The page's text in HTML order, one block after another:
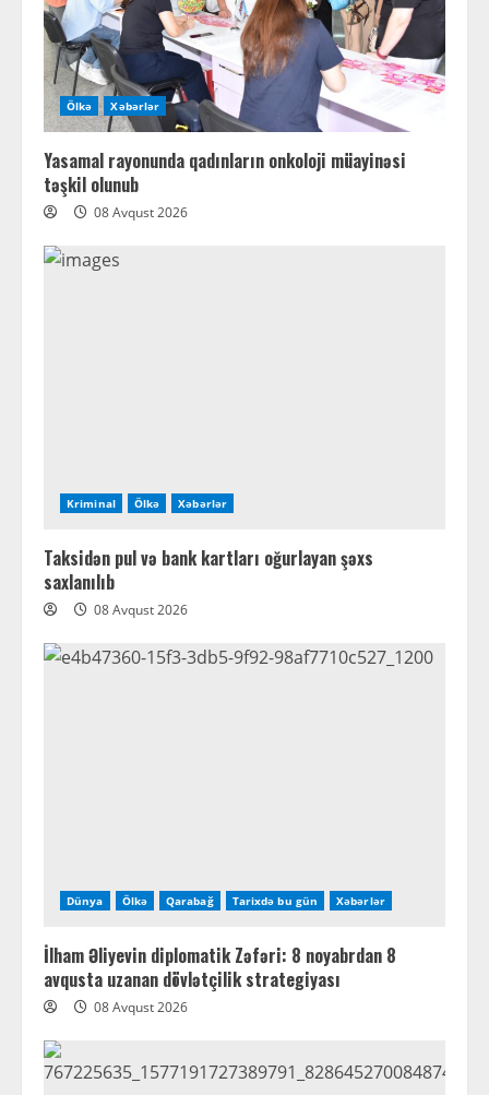
Ölkə Xəbərlər
Yasamal rayonunda qadınların onkoloji müayinəsi
təşkil olunub
08 Avqust 2026
Kriminal Ölkə Xəbərlər
Taksidən pul və bank kartları oğurlayan şəxs
saxlanılıb
08 Avqust 2026
Dünya Ölkə Qarabağ Tarixdə bu gün Xəbərlər
İlham Əliyevin diplomatik Zəfəri: 8 noyabrdan 8
avqusta uzanan dövlətçilik strategiyası
08 Avqust 2026